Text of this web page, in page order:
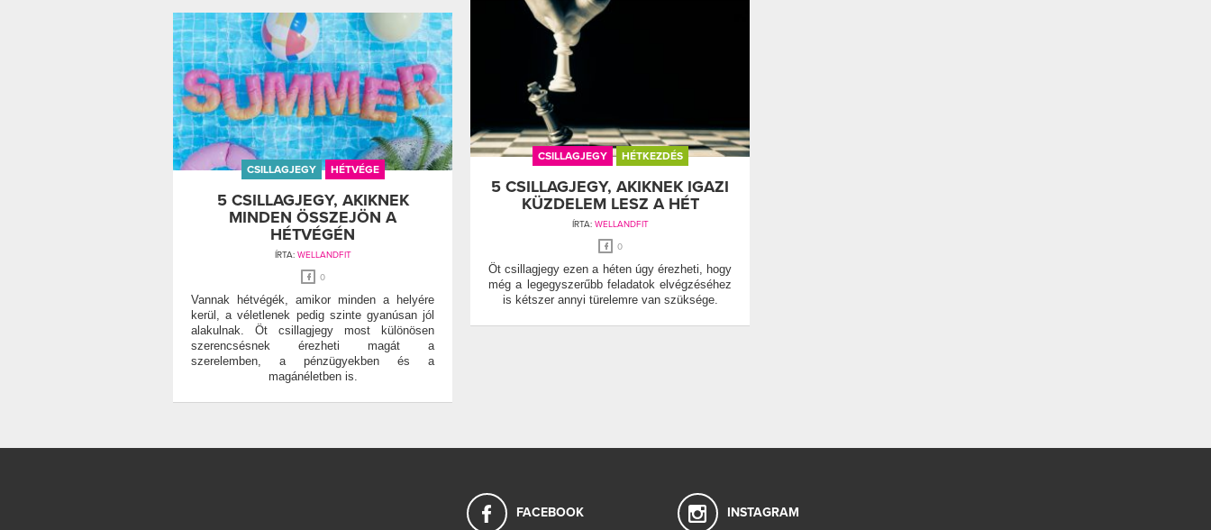
CSILLAGJEGY HÉTKEZDÉS
5 CSILLAGJEGY, AKIKNEK IGAZI
KÜZDELEM LESZ A HÉT
ÍRTA: WELLANDFIT
0
Öt csillagjegy ezen a héten úgy érezheti, hogy
még a legegyszerűbb feladatok elvégzéséhez
is kétszer annyi türelemre van szüksége.
CSILLAGJEGY HÉTVÉGE
5 CSILLAGJEGY, AKIKNEK
MINDEN ÖSSZEJÖN A
HÉTVÉGÉN
ÍRTA: WELLANDFIT
0
Vannak hétvégék, amikor minden a helyére
kerül, a véletlenek pedig szinte gyanúsan jól
alakulnak. Öt csillagjegy most különösen
szerencsésnek érezheti magát a
szerelemben, a pénzügyekben és a
magánéletben is.
FACEBOOK INSTAGRAM